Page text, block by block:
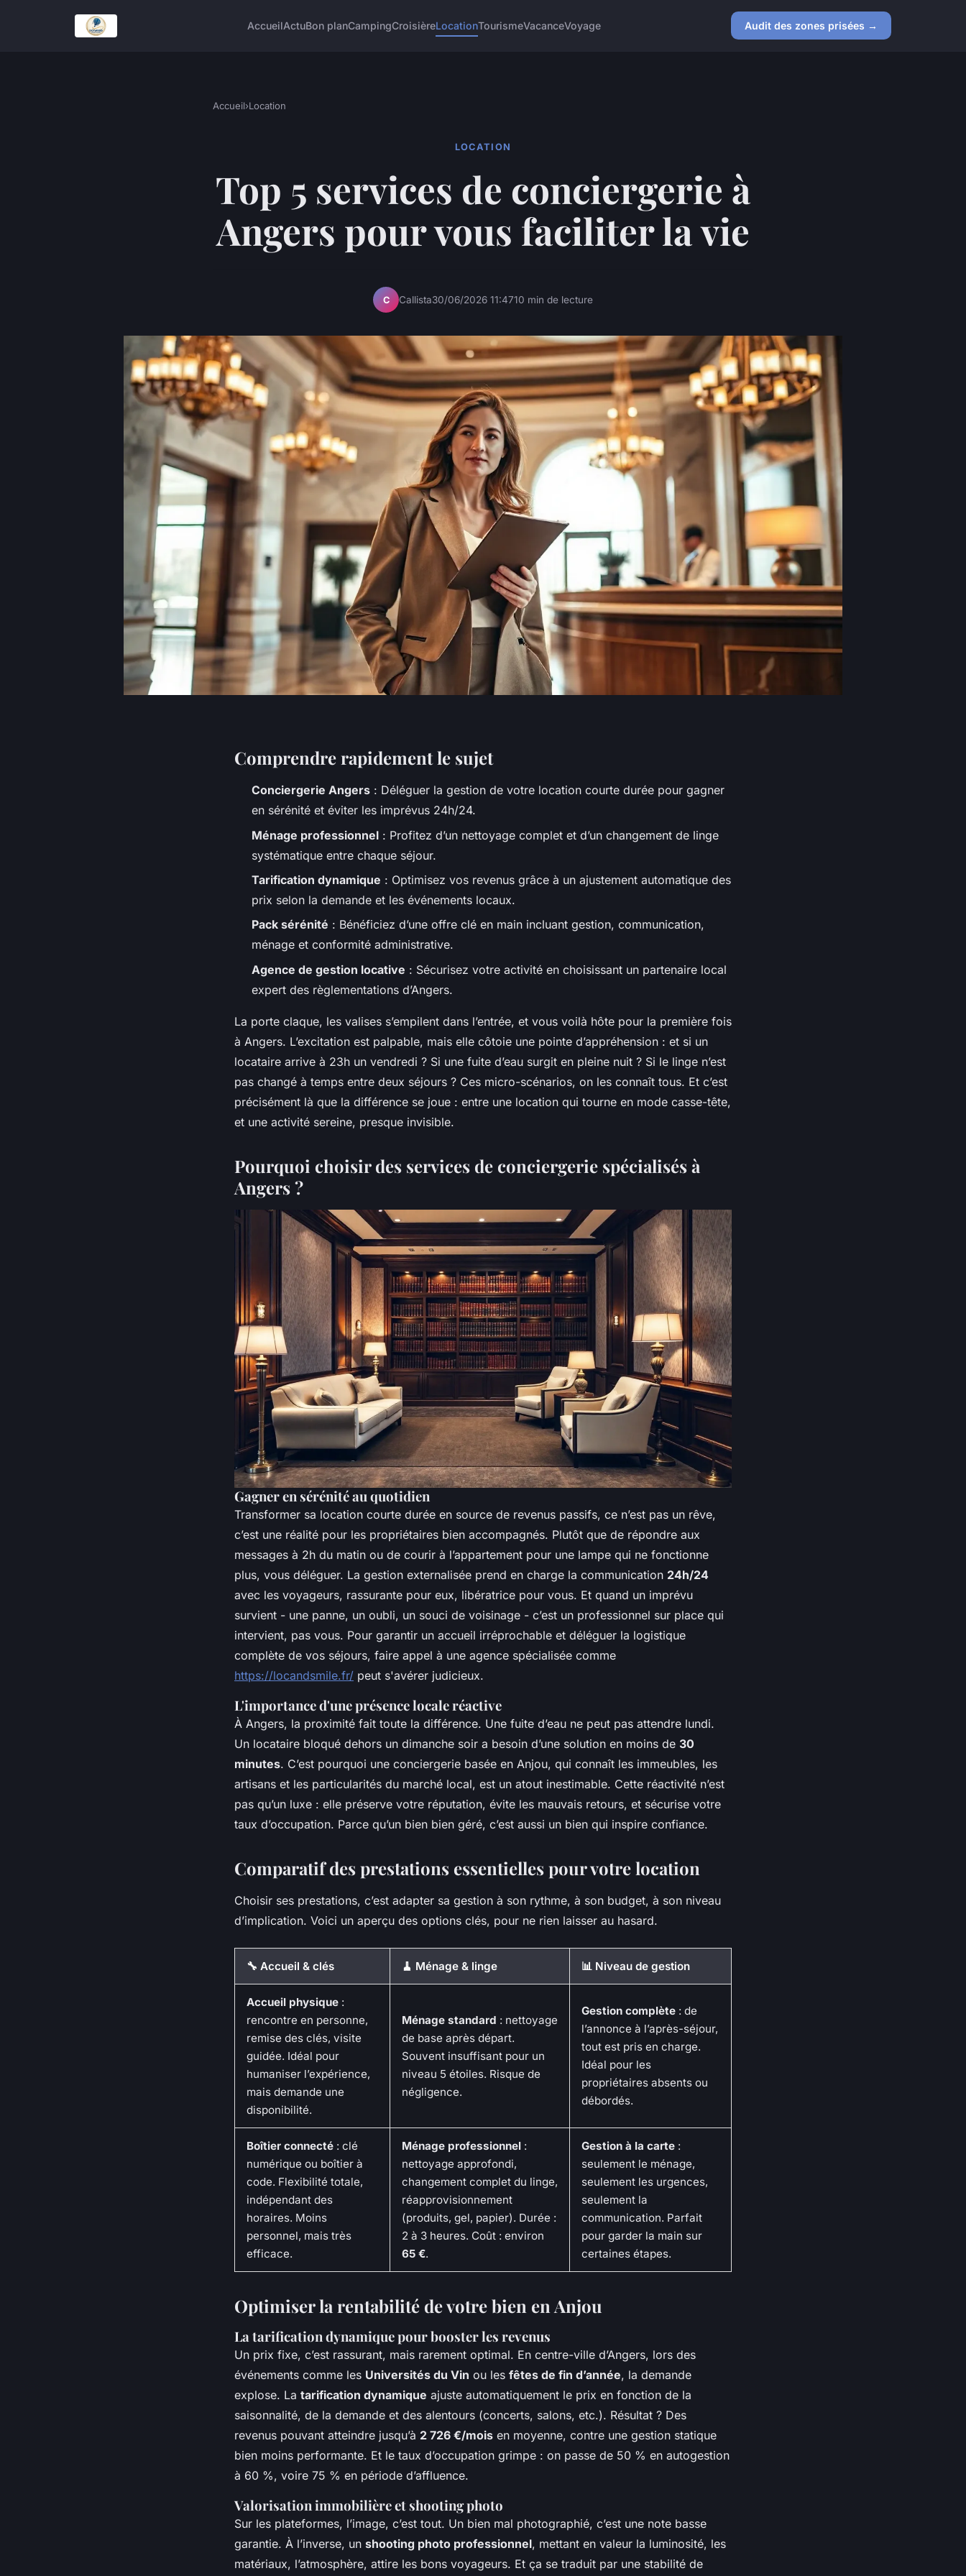
AccueilActuBon planCampingCroisièreLocationTourismeVacanceVoyage Audit des zones prisées →
Accueil›Location
LOCATION
Top 5 services de conciergerie à
Angers pour vous faciliter la vie
C Callista30/06/2026 11:4710 min de lecture
Comprendre rapidement le sujet
Conciergerie Angers : Déléguer la gestion de votre location courte durée pour gagner
en sérénité et éviter les imprévus 24h/24.
Ménage professionnel : Profitez d’un nettoyage complet et d’un changement de linge
systématique entre chaque séjour.
Tarification dynamique : Optimisez vos revenus grâce à un ajustement automatique des
prix selon la demande et les événements locaux.
Pack sérénité : Bénéficiez d’une offre clé en main incluant gestion, communication,
ménage et conformité administrative.
Agence de gestion locative : Sécurisez votre activité en choisissant un partenaire local
expert des règlementations d’Angers.
La porte claque, les valises s’empilent dans l’entrée, et vous voilà hôte pour la première fois
à Angers. L’excitation est palpable, mais elle côtoie une pointe d’appréhension : et si un
locataire arrive à 23h un vendredi ? Si une fuite d’eau surgit en pleine nuit ? Si le linge n’est
pas changé à temps entre deux séjours ? Ces micro-scénarios, on les connaît tous. Et c’est
précisément là que la différence se joue : entre une location qui tourne en mode casse-tête,
et une activité sereine, presque invisible.
Pourquoi choisir des services de conciergerie spécialisés à
Angers ?
Gagner en sérénité au quotidien
Transformer sa location courte durée en source de revenus passifs, ce n’est pas un rêve,
c’est une réalité pour les propriétaires bien accompagnés. Plutôt que de répondre aux
messages à 2h du matin ou de courir à l’appartement pour une lampe qui ne fonctionne
plus, vous déléguer. La gestion externalisée prend en charge la communication 24h/24
avec les voyageurs, rassurante pour eux, libératrice pour vous. Et quand un imprévu
survient - une panne, un oubli, un souci de voisinage - c’est un professionnel sur place qui
intervient, pas vous. Pour garantir un accueil irréprochable et déléguer la logistique
complète de vos séjours, faire appel à une agence spécialisée comme
https://locandsmile.fr/ peut s'avérer judicieux.
L'importance d'une présence locale réactive
À Angers, la proximité fait toute la différence. Une fuite d’eau ne peut pas attendre lundi.
Un locataire bloqué dehors un dimanche soir a besoin d’une solution en moins de 30
minutes. C’est pourquoi une conciergerie basée en Anjou, qui connaît les immeubles, les
artisans et les particularités du marché local, est un atout inestimable. Cette réactivité n’est
pas qu’un luxe : elle préserve votre réputation, évite les mauvais retours, et sécurise votre
taux d’occupation. Parce qu’un bien bien géré, c’est aussi un bien qui inspire confiance.
Comparatif des prestations essentielles pour votre location
Choisir ses prestations, c’est adapter sa gestion à son rythme, à son budget, à son niveau
d’implication. Voici un aperçu des options clés, pour ne rien laisser au hasard.
🔧 Accueil & clés 🧹 Ménage & linge 📊 Niveau de gestion
Accueil physique :
rencontre en personne,
remise des clés, visite
guidée. Idéal pour
humaniser l’expérience,
mais demande une
disponibilité.
Ménage standard : nettoyage
de base après départ.
Souvent insuffisant pour un
niveau 5 étoiles. Risque de
négligence.
Gestion complète : de
l’annonce à l’après-séjour,
tout est pris en charge.
Idéal pour les
propriétaires absents ou
débordés.
Boîtier connecté : clé
numérique ou boîtier à
code. Flexibilité totale,
indépendant des
horaires. Moins
personnel, mais très
efficace.
Ménage professionnel :
nettoyage approfondi,
changement complet du linge,
réapprovisionnement
(produits, gel, papier). Durée :
2 à 3 heures. Coût : environ
65 €.
Gestion à la carte :
seulement le ménage,
seulement les urgences,
seulement la
communication. Parfait
pour garder la main sur
certaines étapes.
Optimiser la rentabilité de votre bien en Anjou
La tarification dynamique pour booster les revenus
Un prix fixe, c’est rassurant, mais rarement optimal. En centre-ville d’Angers, lors des
événements comme les Universités du Vin ou les fêtes de fin d’année, la demande
explose. La tarification dynamique ajuste automatiquement le prix en fonction de la
saisonnalité, de la demande et des alentours (concerts, salons, etc.). Résultat ? Des
revenus pouvant atteindre jusqu’à 2 726 €/mois en moyenne, contre une gestion statique
bien moins performante. Et le taux d’occupation grimpe : on passe de 50 % en autogestion
à 60 %, voire 75 % en période d’affluence.
Valorisation immobilière et shooting photo
Sur les plateformes, l’image, c’est tout. Un bien mal photographié, c’est une note basse
garantie. À l’inverse, un shooting photo professionnel, mettant en valeur la luminosité, les
matériaux, l’atmosphère, attire les bons voyageurs. Et ça se traduit par une stabilité de